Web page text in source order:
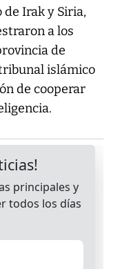
Irak y Siria,
a los
de
islámico
de cooperar